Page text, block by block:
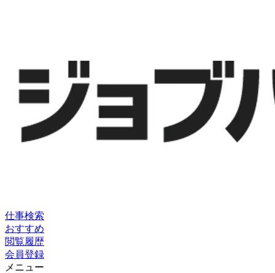
仕事検索
おすすめ
閲覧履歴
会員登録
メニュー